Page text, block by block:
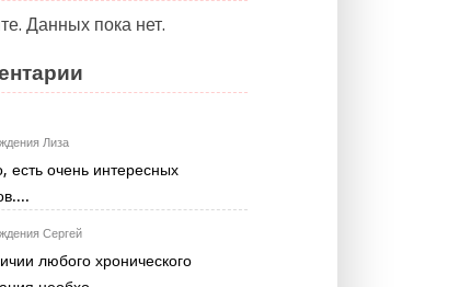
Данных пока нет.
Лиза
есть очень интересных
Сергей
любого хронического